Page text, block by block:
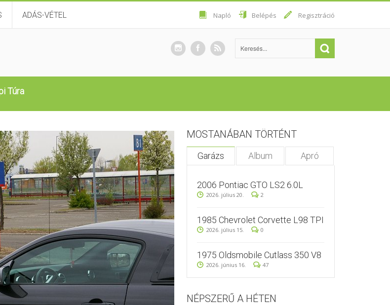
ADÁS-VÉTEL Napló Belépés Regisztráció
Túra
MOSTANÁBAN TÖRTÉNT
Garázs Album Apró
2006 Pontiac GTO LS2 6.0L
2026. július 20. 2
1985 Chevrolet Corvette L98 TPI
2026. július 15. 0
1975 Oldsmobile Cutlass 350 V8
2026. június 16. 47
NÉPSZERŰ A HÉTEN